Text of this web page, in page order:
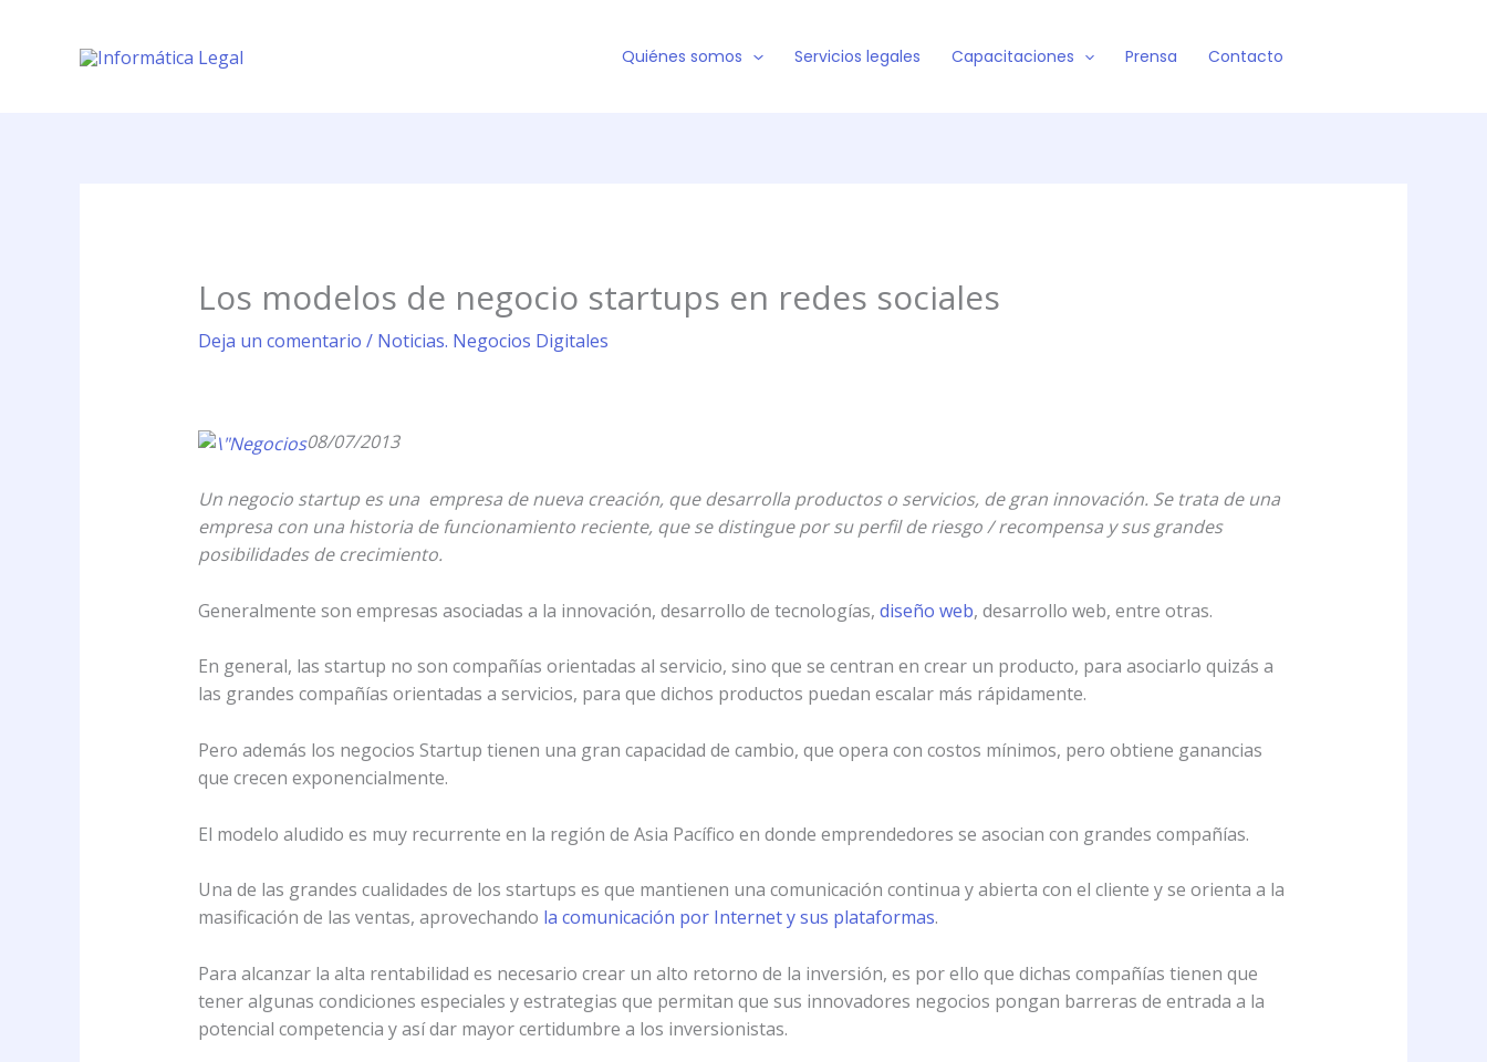
contenido
Quiénes somos Servicios legales Capacitaciones Prensa Contacto
Los modelos de negocio startups en redes sociales
Deja un comentario / Noticias. Negocios Digitales
08/07/2013
Un negocio startup es una empresa de nueva creación, que desarrolla productos o servicios, de gran innovación. Se trata de una
empresa con una historia de funcionamiento reciente, que se distingue por su perfil de riesgo / recompensa y sus grandes
posibilidades de crecimiento.
Generalmente son empresas asociadas a la innovación, desarrollo de tecnologías, diseño web, desarrollo web, entre otras.
En general, las startup no son compañías orientadas al servicio, sino que se centran en crear un producto, para asociarlo quizás a
las grandes compañías orientadas a servicios, para que dichos productos puedan escalar más rápidamente.
Pero además los negocios Startup tienen una gran capacidad de cambio, que opera con costos mínimos, pero obtiene ganancias
que crecen exponencialmente.
El modelo aludido es muy recurrente en la región de Asia Pacífico en donde emprendedores se asocian con grandes compañías.
Una de las grandes cualidades de los startups es que mantienen una comunicación continua y abierta con el cliente y se orienta a la
masificación de las ventas, aprovechando la comunicación por Internet y sus plataformas.
Para alcanzar la alta rentabilidad es necesario crear un alto retorno de la inversión, es por ello que dichas compañías tienen que
tener algunas condiciones especiales y estrategias que permitan que sus innovadores negocios pongan barreras de entrada a la
potencial competencia y así dar mayor certidumbre a los inversionistas.